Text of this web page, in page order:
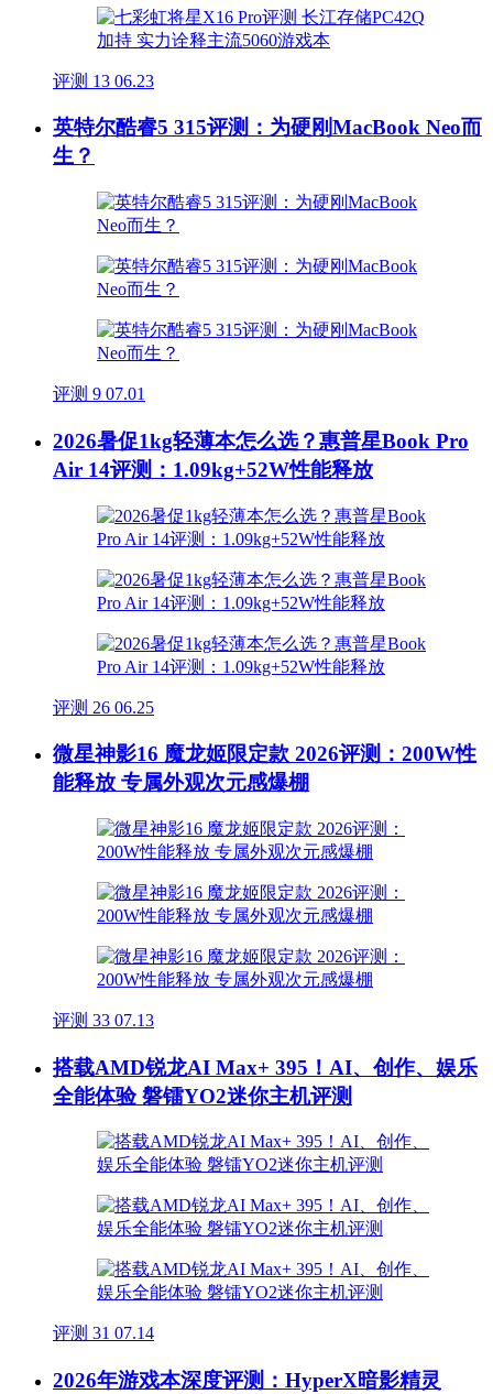
评测 13 06.23
英特尔酷睿5 315评测：为硬刚MacBook Neo而
生？
评测 9 07.01
2026暑促1kg轻薄本怎么选？惠普星Book Pro
Air 14评测：1.09kg+52W性能释放
评测 26 06.25
微星神影16 魔龙姬限定款 2026评测：200W性
能释放 专属外观次元感爆棚
评测 33 07.13
搭载AMD锐龙AI Max+ 395！AI、创作、娱乐
全能体验 磐镭YO2迷你主机评测
评测 31 07.14
2026年游戏本深度评测：HyperX暗影精灵